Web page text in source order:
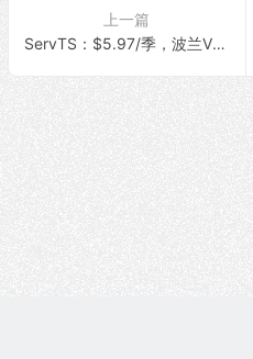
上一篇
ServTS：$5.97/季，波兰VPS、意大利VPS，1G内存/10G硬盘/1Gbps带宽@无限流量